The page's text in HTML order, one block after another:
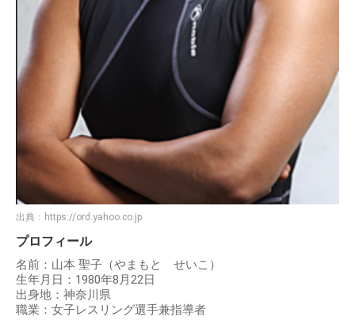
出典： https://ord.yahoo.co.jp
プロフィール
名前：山本 聖子（やまもと せいこ）
生年月日：1980年8月22日
出身地：神奈川県
職業：女子レスリング選手兼指導者